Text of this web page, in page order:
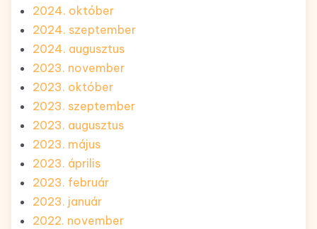
2024. október
2024. szeptember
2024. augusztus
2023. november
2023. október
2023. szeptember
2023. augusztus
2023. május
2023. április
2023. február
2023. január
2022. november